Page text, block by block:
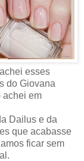
esses
do Giovana
achei em
Dailus e da
que acabasse
ficar sem